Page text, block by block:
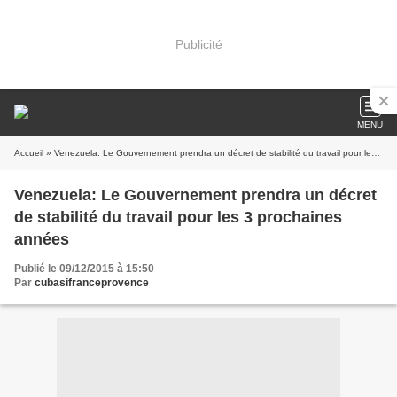
Publicité
MENU
Accueil » Venezuela: Le Gouvernement prendra un décret de stabilité du travail pour les 3 prochaines années
Venezuela: Le Gouvernement prendra un décret
de stabilité du travail pour les 3 prochaines
années
Publié le 09/12/2015 à 15:50
Par cubasifranceprovence